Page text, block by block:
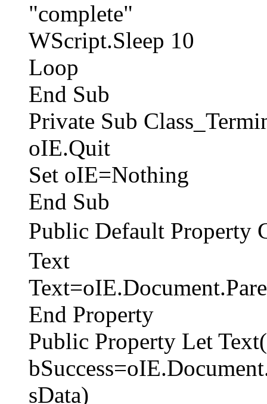
"complete"
WScript.Sleep 10
Loop
End Sub
Private Sub
oIE.Quit
Set oIE=Nothing
End Sub
Public Default Property
Text
End Property
Public Property Let
sData)